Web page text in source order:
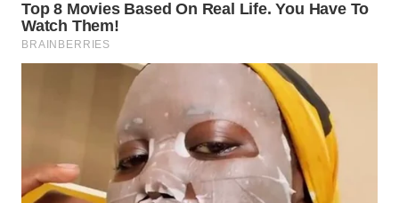
WN
LANGKAT
WN
TANJUNG